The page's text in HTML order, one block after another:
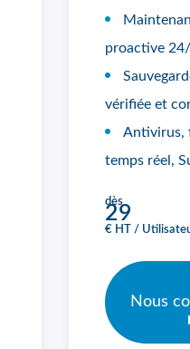
proactive
vérifiée et
Antivirus,
temps réel,
dès
29
€ HT /
Nous